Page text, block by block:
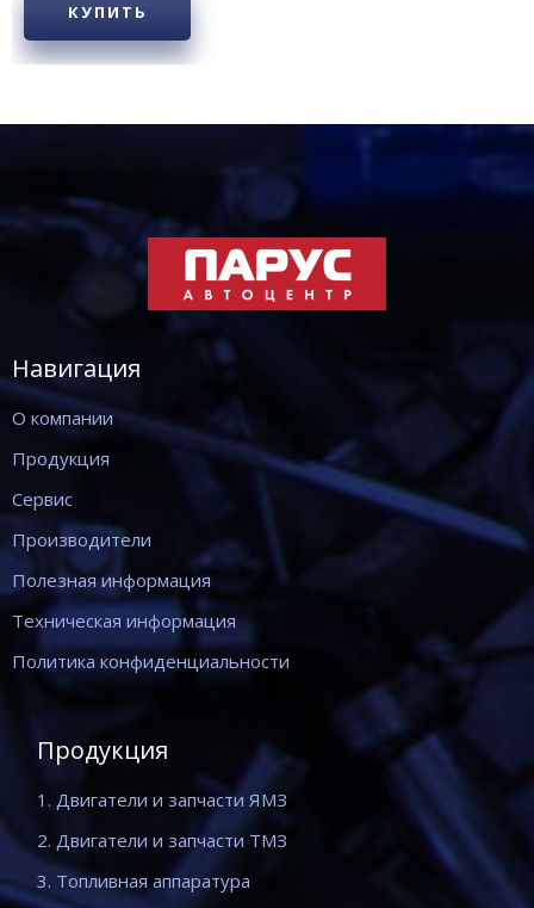
КУПИТЬ
Навигация
О компании
Продукция
Сервис
Производители
Полезная информация
Техническая информация
Политика конфиденциальности
Продукция
1. Двигатели и запчасти ЯМЗ
2. Двигатели и запчасти ТМЗ
3. Топливная аппаратура